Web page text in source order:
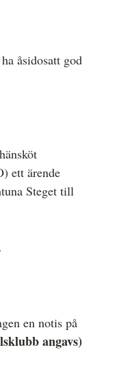
och MO
åsidosatt god
ett ärende
Steget till
en notis på
angavs)